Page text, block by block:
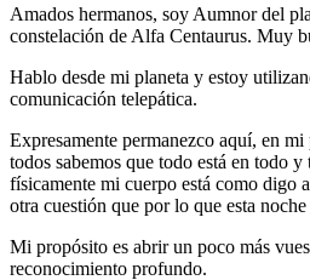
Amados hermanos, soy Aumnor del
constelación de Alfa Centaurus. Muy
Hablo desde mi planeta y estoy
comunicación telepática.
Expresamente permanezco aquí, en
todos sabemos que todo está en todo
físicamente mi cuerpo está como digo
otra cuestión que por lo que esta
Mi propósito es abrir un poco más
reconocimiento profundo.